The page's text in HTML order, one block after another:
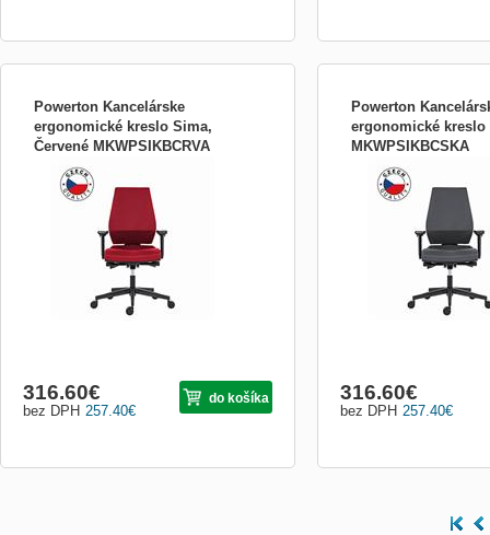
Powerton Kancelárske
ergonomické kreslo Sima,
Červené MKWPSIKBCRVA
Ergonomické kreslo Powerton SIMA bolo
navrhnuté s cieľom čo najlepšie vyhovieť
potrebám používateľa a minimalizovať
negatívne dopady sedavej práce na
ľudské zdravie. Medzi prínosy
ergonomického sedenie patrí zvýšená
257.40€
bez DPH
316.60€ do košíka
Powerton
ergonomické kreslo
MKWPSIKBCSKA
Ergonomické kreslo
navrhnuté s cieľom čo
potrebám používateľa a
negatívne dopady
ľudské zdravie. Medzi
ergonomického sedenie
257.40€
bez DPH
316.60€